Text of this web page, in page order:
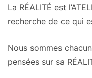
La RÉALITÉ est
recherche de ce qui
Nous sommes
pensées sur sa